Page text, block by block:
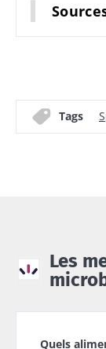
Tags
Les
Quels